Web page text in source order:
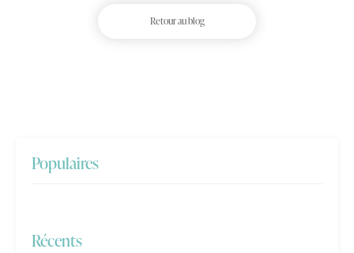
Retour au blog
Populaires
Récents